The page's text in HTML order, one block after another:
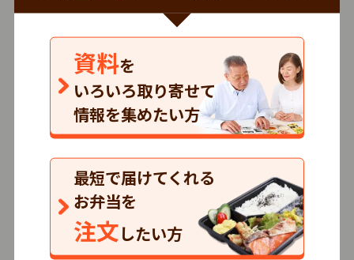
資料を
いろいろ取り寄せて
情報を集めたい方
最短で届けてくれる
お弁当を
注文したい方
仕出し
冷蔵
冷凍
朝
昼
夕
500円以下
501～750円
751円以上
最短お届け日